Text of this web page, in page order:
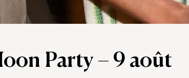
Party – 9 août